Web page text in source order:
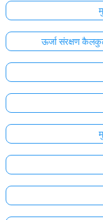
ऊर्जा संरक्षण